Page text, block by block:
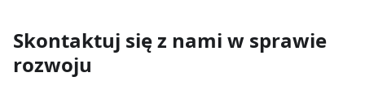
Skontaktuj się z nami w sprawie
rozwoju